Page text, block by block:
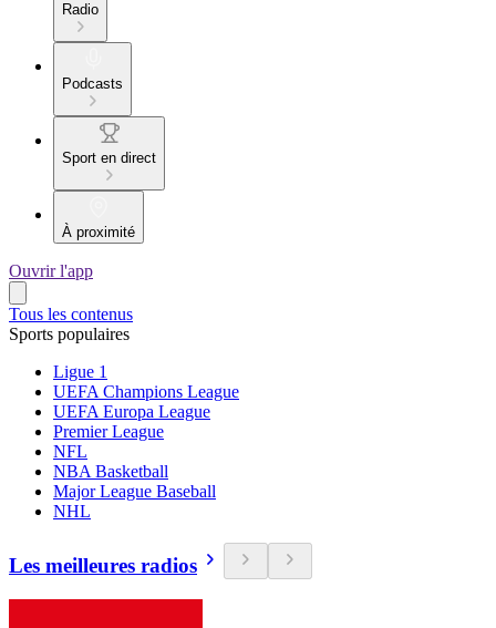
Radio
Podcasts
Sport en direct
À proximité
Ouvrir l'app
Tous les contenus
Sports populaires
Ligue 1
UEFA Champions League
UEFA Europa League
Premier League
NFL
NBA Basketball
Major League Baseball
NHL
Les meilleures radios